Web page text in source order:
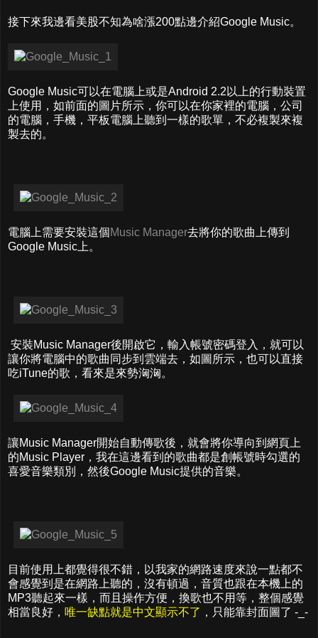
接下來我邊看美股不知為啥漲200點邊介紹Google Music。
Google Music可以在電腦上或是Android 2.2以上的行動裝置
上使用，如前面的圖片所示，你可以在你家裡的電腦，公司
的電腦，手機，平板電腦上聽到一樣的歌單，不必複製來複
製去的。
電腦上需要安裝這個Music Manager去將你的歌曲上傳到
Google Music上。
安裝Music Manager後開啟它，輸入帳號密碼登入，就可以
讓你將電腦中的歌曲同步到雲端去，如圖所示，也可以直接
吃iTune的歌，看來是來勢洶洶。
讓Music Manager開始自動傳歌後，就會將你導向到網頁上
的Music Player，我在這邊看到的歌曲都是創帳號時勾選的
喜愛音樂類別，然後Google Music提供的音樂。
目前使用上都覺得很不錯，以我家的網路速度來說一點都不
會感覺到是在網路上聽的，沒有頓過，音質也跟在本機上的
MP3聽起來一樣，而且操作方便，換歌也不用等，整個感覺
相當良好， 唯一缺點就是中文顯示不了 ，只能靠封面圖了 -_-